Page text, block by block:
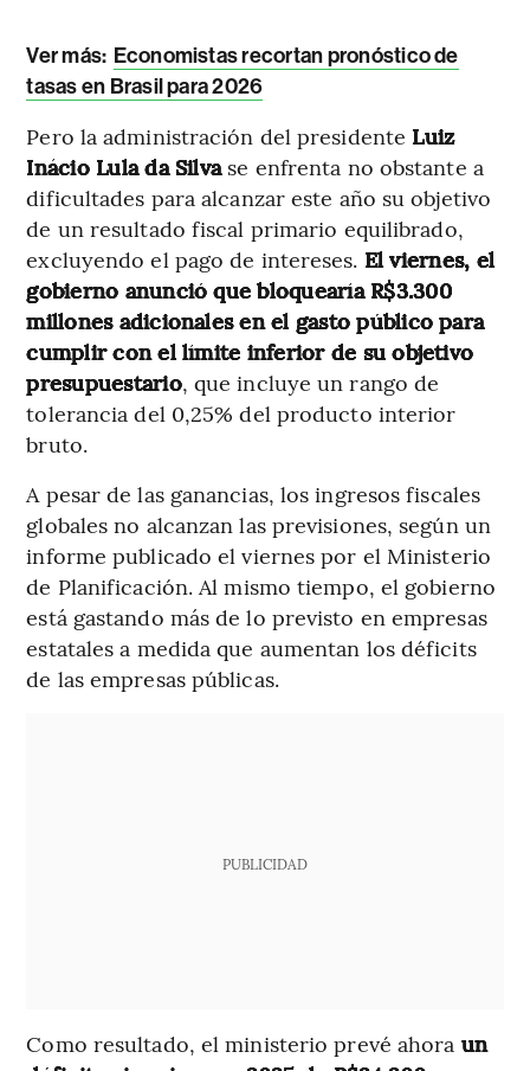
Ver más: Economistas recortan pronóstico de
tasas en Brasil para 2026
Pero la administración del presidente Luiz
Inácio Lula da Silvase enfrenta no obstante a
dificultades para alcanzar este año su objetivo
de un resultado fiscal primario equilibrado,
excluyendo el pago de intereses. El viernes, el
gobierno anunció que bloquearía R$3.300
millones adicionales en el gasto público para
cumplir con el límite inferior de su objetivo
presupuestario, que incluye un rango de
tolerancia del 0,25% del producto interior
bruto.
A pesar de las ganancias, los ingresos fiscales
globales no alcanzan las previsiones, según un
informe publicado el viernes por el Ministerio
de Planificación. Al mismo tiempo, el gobierno
está gastando más de lo previsto en empresas
estatales a medida que aumentan los déficits
de las empresas públicas.
PUBLICIDAD
Como resultado, el ministerio prevé ahora un